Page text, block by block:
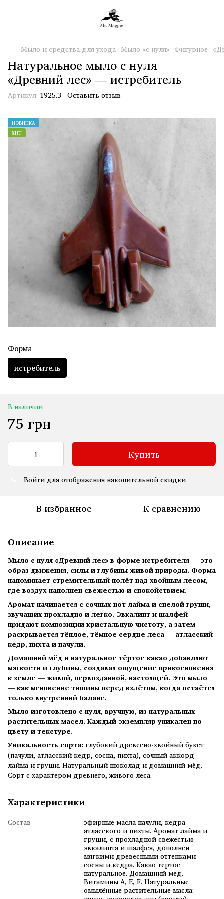
Мыло и средства для ухода Мыло «с нуля» Фигурное
Натуральное мыло с нуля
«Древний лес» — истребитель
Артикул: 1925.3 Оставить отзыв
НОВИНКА
ХИТ
Форма
истребитель
В наличии
75 грн
Купить
Войтидля отображения накопительной скидки
В избранное К сравнению
Описание
Мыло с нуля «Древний лес» в форме истребителя — это
образ движения, силы и глубины живой природы. Форма
напоминает стремительный полёт над хвойным лесом,
где воздух наполнен свежестью и спокойствием.
Аромат начинается с сочных нот лайма и спелой груши,
звучащих прохладно и легко. Эвкалипт и шалфей
придают композиции кристальную чистоту, а затем
раскрывается тёплое, тёмное сердце леса — атласский
кедр, пихта и пачули.
Домашний мёд и натуральное тёртое какао добавляют
мягкости и глубины, создавая ощущение прикосновения
к земле — живой, первозданной, настоящей. Это мыло
— как мгновение тишины перед взлётом, когда остаётся
только внутренний баланс.
Мыло изготовлено с нуля, вручную, из натуральных
растительных масел. Каждый экземпляр уникален по
цвету и текстуре.
Уникальность сорта: глубокий древесно-хвойный букет
(пачули, атласский кедр, сосна, пихта), сочный аккорд
лайма и груши. Натуральный шоколад и домашний мёд.
Сорт с характером древнего, живого леса.
Характеристики
Состав эфирные масла пачули, кедра
атласского и пихты. Аромат лайма и
груши, с прохладной свежестью
эвкалипта и шалфея, дополнен
мягкими древесными оттенками
сосны и кедра. Какао тертое
натуральное. Домашний мед.
Витамины А, Е, F. Натуральные
омылённые растительные масла: